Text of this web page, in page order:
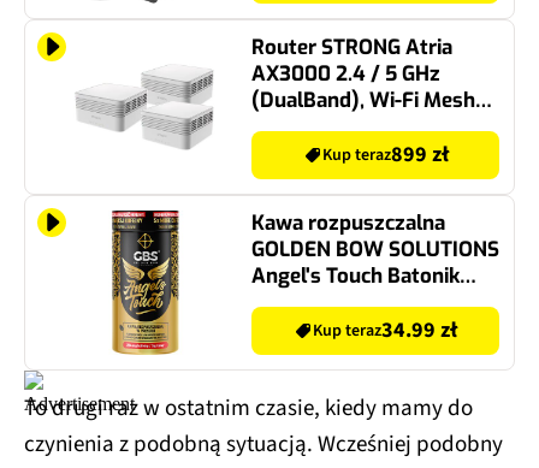
Router STRONG Atria
AX3000 2.4 / 5 GHz
(DualBand), Wi-Fi Mesh
(3 szt.)
Kup teraz899 zł
Kawa rozpuszczalna
GOLDEN BOW SOLUTIONS
Angel's Touch Batonik
Wafelkowy 100 g
Kup teraz34.99 zł
To drugi raz w ostatnim czasie, kiedy mamy do
czynienia z podobną sytuacją. Wcześniej podobny